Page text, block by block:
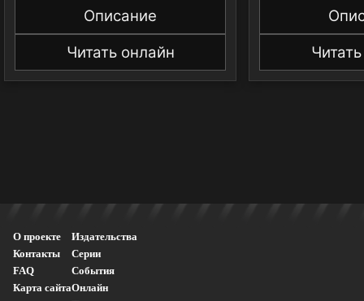
Описание
Читать онлайн
О проекте
Контакты
FAQ
Карта сайта
Издательства
Серии
События
Онлайн